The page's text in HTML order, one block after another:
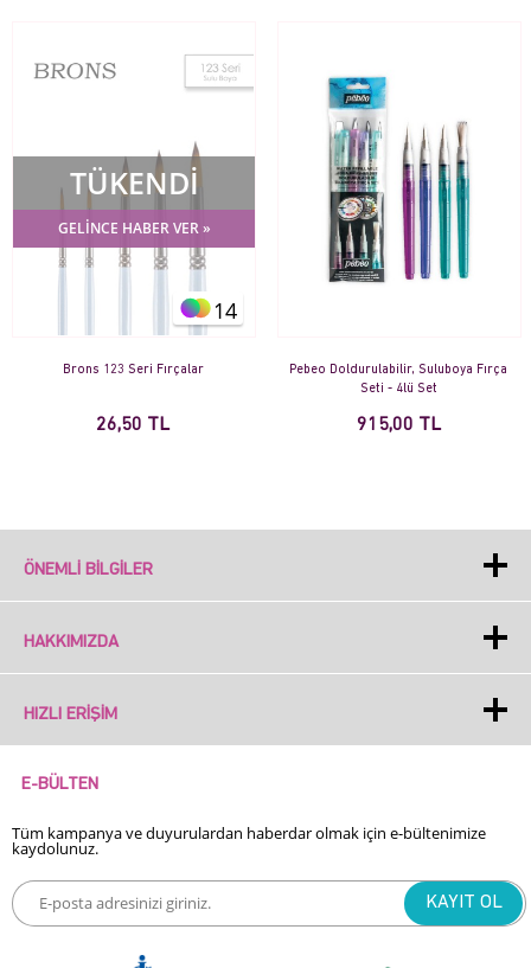
14
TÜKENDİ
GELİNCE HABER VER »
Brons 123 Seri Fırçalar
26,50 TL
Pebeo Doldurulabilir, Suluboya Fırça
Seti - 4lü Set
915,00 TL
ÖNEMLI BILGILER
HAKKIMIZDA
HIZLI ERIŞIM
E-BÜLTEN
Tüm kampanya ve duyurulardan haberdar olmak için e-bültenimize
kaydolunuz.